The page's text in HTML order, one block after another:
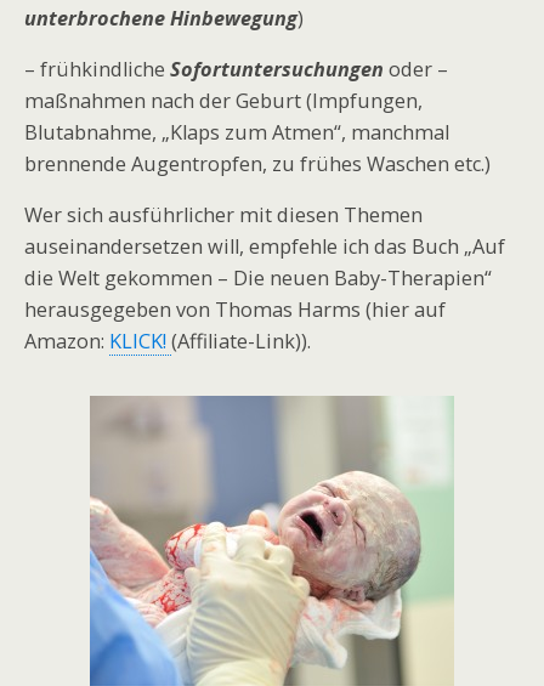
unterbrochene Hinbewegung)
– frühkindliche Sofortuntersuchungen oder –
maßnahmen nach der Geburt (Impfungen,
Blutabnahme, „Klaps zum Atmen“, manchmal
brennende Augentropfen, zu frühes Waschen etc.)
Wer sich ausführlicher mit diesen Themen
auseinandersetzen will, empfehle ich das Buch „Auf
die Welt gekommen – Die neuen Baby-Therapien“
herausgegeben von Thomas Harms (hier auf
Amazon: KLICK! (Affiliate-Link)).